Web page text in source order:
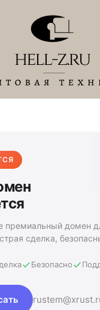
премиальный домен
сделка,
Безопасно